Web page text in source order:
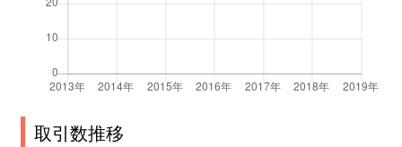
取引数推移